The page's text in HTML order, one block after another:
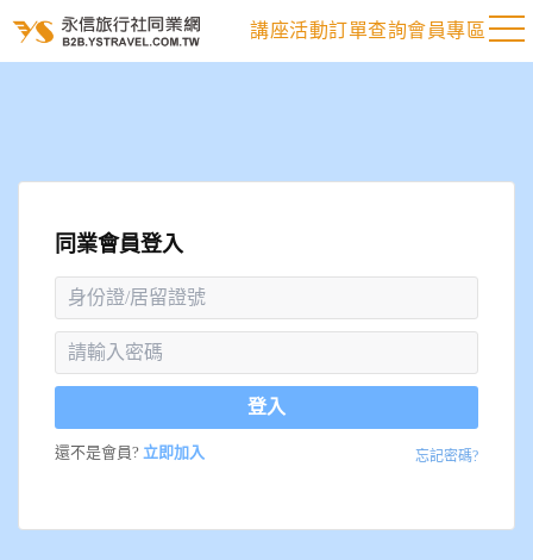
講座活動訂單查詢會員專區
同業會員登入
登入
還不是會員? 立即加入 忘記密碼?